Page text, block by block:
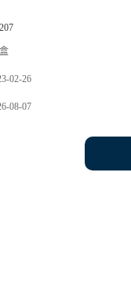
02-26
08-07